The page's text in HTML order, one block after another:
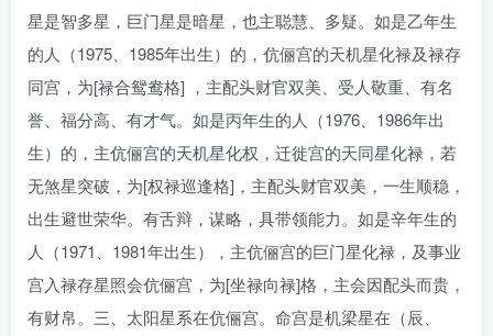
星是智多星，巨门星是暗星，也主聪慧、多疑。如是乙年生
的人（1975、1985年出生）的，伉俪宫的天机星化禄及禄存
同宫，为[禄合鸳鸯格] ，主配头财官双美、受人敬重、有名
誉、福分高、有才气。如是丙年生的人（1976、1986年出
生）的，主伉俪宫的天机星化权，迁徙宫的天同星化禄，若
无煞星突破，为[权禄巡逢格]，主配头财官双美，一生顺稳，
出生避世荣华。有舌辩，谋略，具带领能力。如是辛年生的
人（1971、1981年出生），主伉俪宫的巨门星化禄，及事业
宫入禄存星照会伉俪宫，为[坐禄向禄]格，主会因配头而贵，
有财帛。三、太阳星系在伉俪宫。命宫是机梁星在（辰、